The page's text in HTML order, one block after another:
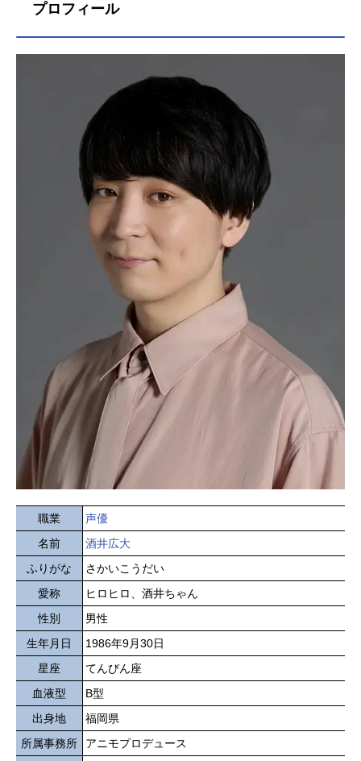
プロフィール
職業
声優
名前
酒井広大
ふりがな
さかいこうだい
愛称
ヒロヒロ、酒井ちゃん
性別
男性
生年月日
1986年9月30日
星座
てんびん座
血液型
B型
出身地
福岡県
所属事務所
アニモプロデュース